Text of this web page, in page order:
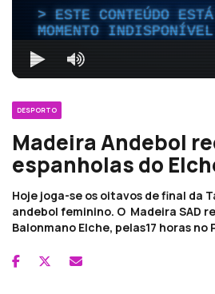
ESTE CONTEÚDO
MOMENTO INDISPONÍVEL
DESPORTO
Madeira Andebol
espanholas do
Hoje joga-se os oitavos de final da
andebol feminino. O Madeira SAD
Balonmano Elche, pelas17 horas no